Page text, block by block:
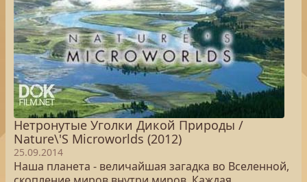
Нетронутые Уголки Дикой Природы /
Nature\'S Microworlds (2012)
25.09.2014
Наша планета - величайшая загадка во Вселенной,